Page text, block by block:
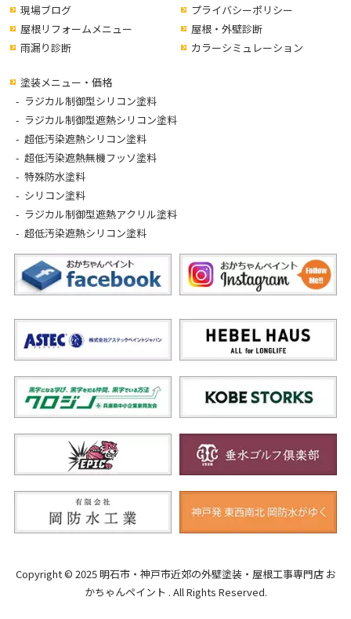
現場ブログ
プライバシーポリシー
屋根リフォームメニュー
雨漏り診断
屋根・外壁診断
カラーシミュレーション
塗装メニュー・価格
ラジカル制御型シリコン塗料
ラジカル制御型遮熱シリコン塗料
超低汚染遮熱シリコン塗料
超低汚染遮熱無機フッソ塗料
特殊防水塗料
シリコン塗料
ラジカル制御型遮熱アクリル塗料
超低汚染遮熱シリコン塗料
Copyright © 2025 明石市・神戸市近郊の外壁塗装・屋根工事専門店 お
かちゃんペイント . All Rights Reserved.